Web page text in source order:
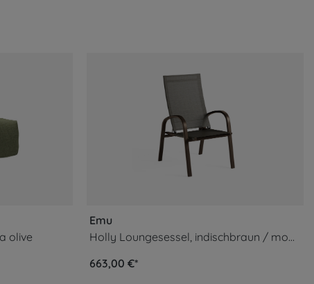
olive
Emu
Holly Loungesessel, indischbraun / mokka
663,00 €*